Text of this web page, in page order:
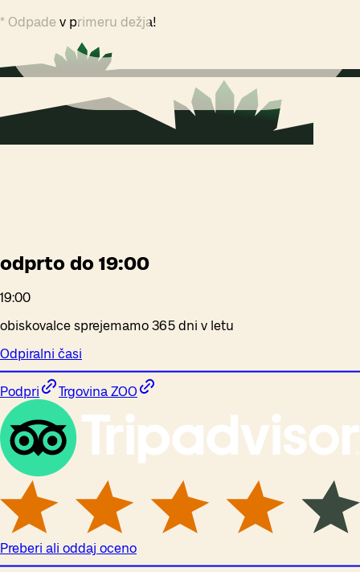
* Odpade v primeru dežja!
odprto do 19:00
19:00
obiskovalce sprejemamo 365 dni v letu
Odpiralni časi
Podpri Trgovina ZOO
Preberi ali oddaj oceno